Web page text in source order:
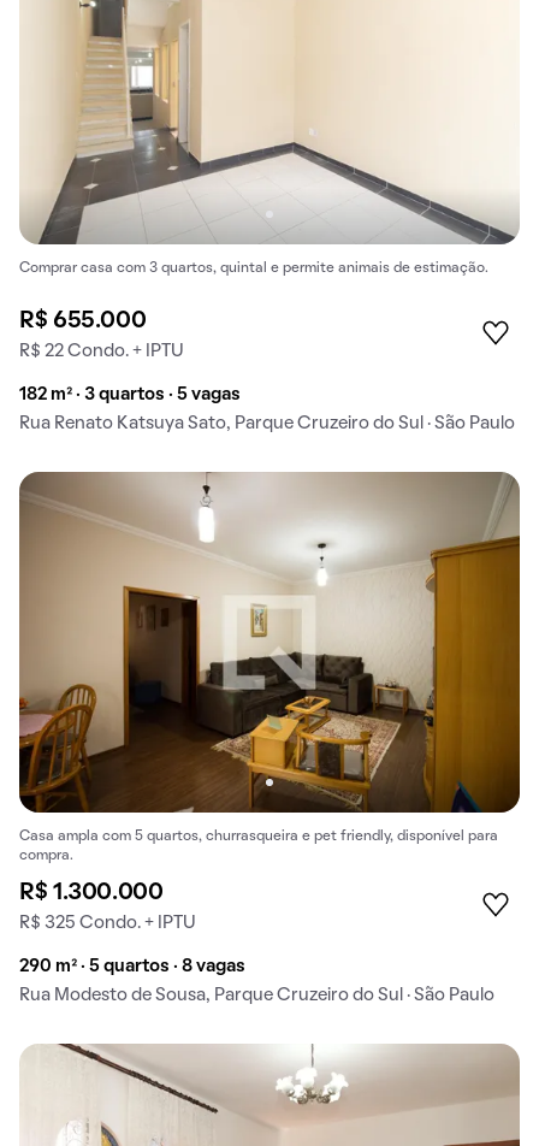
Comprar casa com 3 quartos, quintal e permite animais de estimação.
R$ 655.000
R$ 22 Condo. + IPTU
182 m² · 3 quartos · 5 vagas
Rua Renato Katsuya Sato, Parque Cruzeiro do Sul · São Paulo
Casa ampla com 5 quartos, churrasqueira e pet friendly, disponível para
compra.
R$ 1.300.000
R$ 325 Condo. + IPTU
290 m² · 5 quartos · 8 vagas
Rua Modesto de Sousa, Parque Cruzeiro do Sul · São Paulo